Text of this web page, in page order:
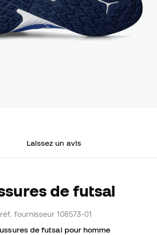
Laissez un avis
de futsal
fournisseur 108573-01
de futsal pour homme